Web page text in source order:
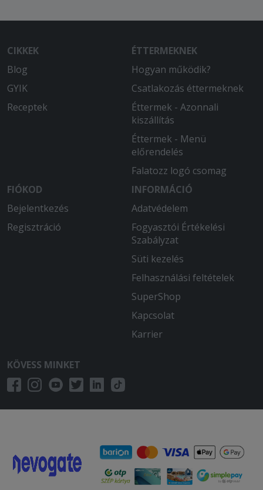
Az étel finom, de a 3 óra várakozás az
2025-08-02 - Kota-Fazekas:
Mennyei volt minden étel Köszönjük
Kiváló pizzákat kaptunk tőlük, mint
CIKKEK
Blog
GYIK
Receptek
ÉTTERMEKNEK
Hogyan működik?
Csatlakozás éttermeknek
Éttermek - Azonnali
kiszállítás
Éttermek - Menü
előrendelés
Falatozz logó csomag
FIÓKOD
Bejelentkezés
Regisztráció
INFORMÁCIÓ
Adatvédelem
Fogyasztói Értékelési
Szabályzat
Süti kezelés
Felhasználási feltételek
SuperShop
Kapcsolat
Karrier
KÖVESS MINKET